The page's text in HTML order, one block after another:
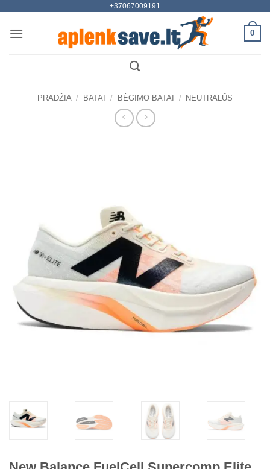
content
+37067009191
0
PRADŽIA / BATAI / BĖGIMO BATAI / NEUTRALŪS